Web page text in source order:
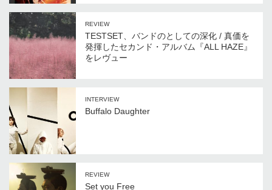
REVIEW
TESTSET、バンドのとしての深化 / 真価を
発揮したセカンド・アルバム『ALL HAZE』
をレヴュー
INTERVIEW
Buffalo Daughter
REVIEW
Set you Free